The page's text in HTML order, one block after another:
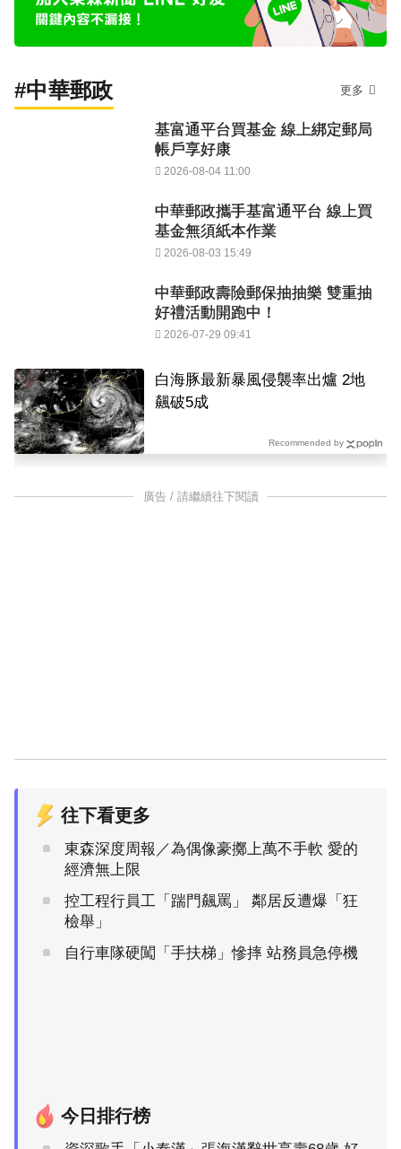
#中華郵政 更多
基富通平台買基金 線上綁定郵局
帳戶享好康
2026-08-04 11:00
中華郵政攜手基富通平台 線上買
基金無須紙本作業
2026-08-03 15:49
中華郵政壽險郵保抽抽樂 雙重抽
好禮活動開跑中！
2026-07-29 09:41
白海豚最新暴風侵襲率出爐 2地
飆破5成
Recommended by
廣告 / 請繼續往下閱讀
往下看更多
東森深度周報／為偶像豪擲上萬不手軟 愛的
經濟無上限
控工程行員工「踹門飆罵」 鄰居反遭爆「狂
檢舉」
自行車隊硬闖「手扶梯」慘摔 站務員急停機
今日排行榜